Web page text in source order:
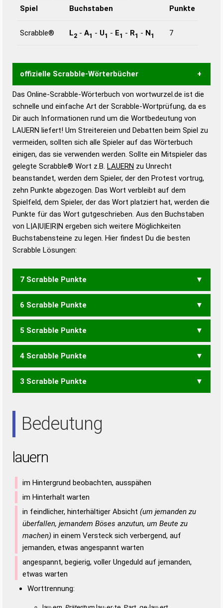
Spiel Buchstaben Punkte
Scrabble® L2 - A1 - U1 - E1 - R1 - N1 7
offizielle Scrabble-Wörterbücher
Wortwurzel liefert mit Hilfe eines semantischen
Wortanalyse-Algorithmus gute Anhaltspunkte zu
Wortbedeutung, Worttrennung und Wortform, um die
Gültigkeit eines Wortes für das Scrabble-Spiel zu
bestimmen!
zugelassene Turnier Scrabble-
Wörterbücher sind:
Duden – Standardwerk in 12 Bänden
Duden – Richtiges und gutes
Deutsch
Duden – Die deutsche Grammatik
Duden – Deutsches
Das Online-Scrabble-Wörterbuch von wortwurzel.de ist die
schnelle und einfache Art der Scrabble-Wortprüfung, da es
Dir auch Informationen rund um die Wortbedeutung von
LAUERN liefert! Um Streitereien und Debatten beim Spiel zu
vermeiden, sollten sich alle Spieler auf das Wörterbuch
einigen, das sie verwenden werden. Sollte ein Mitspieler das
gelegte Scrabble® Wort z.B. LAUERN zu Unrecht
beanstandet, werden dem Spieler, der den Protest vortrug,
zehn Punkte abgezogen. Das Wort verbleibt auf dem
Spielfeld, dem Spieler, der das Wort platziert hat, werden die
Punkte für das Wort gutgeschrieben. Aus den Buchstaben
von L|A|U|E|R|N ergeben sich weitere Möglichkeiten
Buchstabensteine zu legen. Hier findest Du die besten
Scrabble Lösungen:
7 Scrabble Punkte
LUNARE NEURAL UNREAL
6 Scrabble Punkte
AULEN LAREN LAUEN
RENAL
5 Scrabble Punkte
AULE EARL ELAN LERN
AUREN
RAUEN RAUNE
4 Scrabble Punkte
ALE ALU AUL LAR LEU
RAUN RUNE URAN UREN URNE
3 Scrabble Punkte
Bedeutung
lauern
im Hintergrund beobachten, ausspähen
im Hinterhalt warten
in feindlicher, hinterhältiger Absicht (um jemanden zu
überfallen, jemandem Böses anzutun, um Beute zu
machen) in einem Versteck sich verbergend, auf
jemanden, etwas angespannt warten
angespannt, begierig, voller Ungeduld auf jemanden,
etwas warten
Worttrennung: